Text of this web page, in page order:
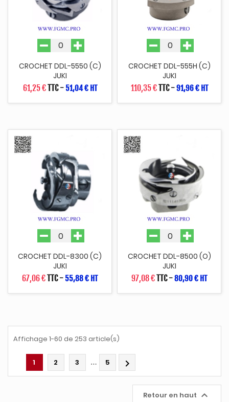
CROCHET DDL-5550 (C)
JUKI
61,25 €TTC- 51,04 € HT
CROCHET DDL-555H (C)
JUKI
110,35 €TTC-91,96 € HT
CROCHET DDL-8300 (C)
JUKI
67,06 €TTC- 55,88 € HT
CROCHET DDL-8500 (O)
JUKI
97,08 €TTC-80,90 € HT
Affichage 1-60 de 253 article(s)
1 2 3 … 5 
Retour en haut 